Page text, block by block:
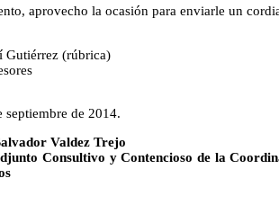
aprovecho la ocasión para enviarle un
Gutiérrez (rúbrica)
de 2014.
Valdez Trejo
Consultivo y Contencioso de la